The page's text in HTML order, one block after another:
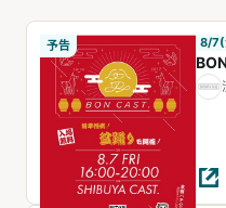
予告 8/7(